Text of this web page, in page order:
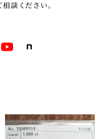
談ください。